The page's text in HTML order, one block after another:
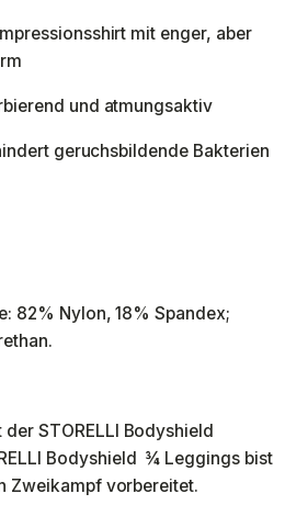
mit enger, aber
und atmungsaktiv
geruchsbildende Bakterien
82% Nylon, 18% Spandex;
STORELLI Bodyshield
Bodyshield ¾ Leggings bist
Zweikampf vorbereitet.